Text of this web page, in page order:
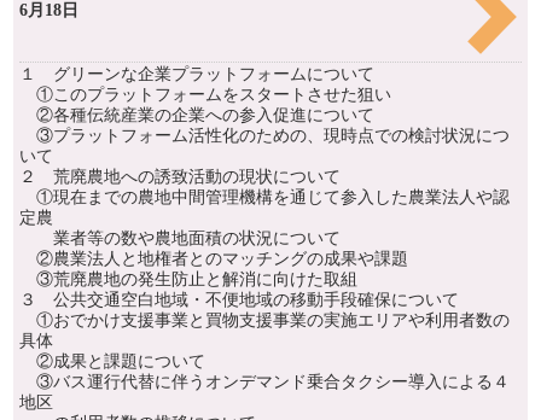
6月18日
１ グリーンな企業プラットフォームについて
①このプラットフォームをスタートさせた狙い
②各種伝統産業の企業への参入促進について
③プラットフォーム活性化のための、現時点での検討状況につ
いて
２ 荒廃農地への誘致活動の現状について
①現在までの農地中間管理機構を通じて参入した農業法人や認
定農
業者等の数や農地面積の状況について
②農業法人と地権者とのマッチングの成果や課題
③荒廃農地の発生防止と解消に向けた取組
３ 公共交通空白地域・不便地域の移動手段確保について
①おでかけ支援事業と買物支援事業の実施エリアや利用者数の
具体
②成果と課題について
③バス運行代替に伴うオンデマンド乗合タクシー導入による４
地区